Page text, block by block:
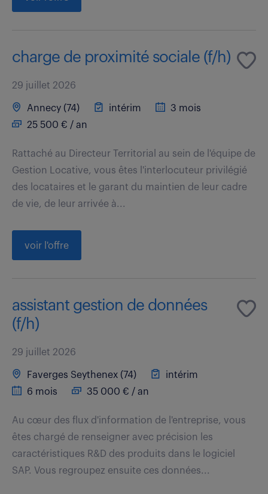
charge de proximité sociale (f/h)
29 juillet 2026
Annecy (74) intérim
3 mois
25 500 € / an
Rattaché au Directeur Territorial au sein de l'équipe de
Gestion Locative, vous êtes l'interlocuteur privilégié
des locataires et le garant du maintien de leur cadre
de vie, de leur arrivée à...
voir l'offre
assistant gestion de données
(f/h)
29 juillet 2026
Faverges Seythenex (74)
intérim
6 mois
35 000 € / an
Au cœur des flux d'information de l'entreprise, vous
êtes chargé de renseigner avec précision les
caractéristiques R&D des produits dans le logiciel
SAP. Vous regroupez ensuite ces données...